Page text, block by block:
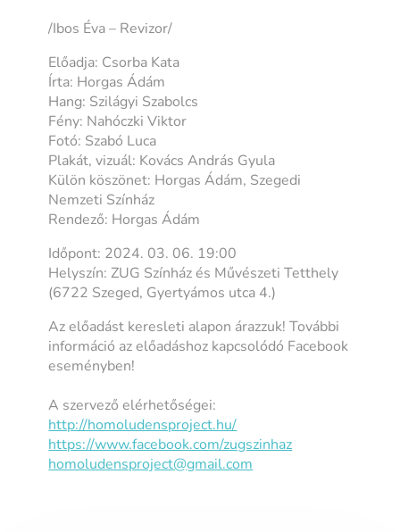
/Ibos Éva – Revizor/
Előadja: Csorba Kata
Írta: Horgas Ádám
Hang: Szilágyi Szabolcs
Fény: Nahóczki Viktor
Fotó: Szabó Luca
Plakát, vizuál: Kovács András Gyula
Külön köszönet: Horgas Ádám, Szegedi
Nemzeti Színház
Rendező: Horgas Ádám
Időpont: 2024. 03. 06. 19:00
Helyszín: ZUG Színház és Művészeti Tetthely
(6722 Szeged, Gyertyámos utca 4.)
Az előadást keresleti alapon árazzuk! További
információ az előadáshoz kapcsolódó Facebook
eseményben!
A szervező elérhetőségei:
http://homoludensproject.hu/
https://www.facebook.com/zugszinhaz
homoludensproject@gmail.com